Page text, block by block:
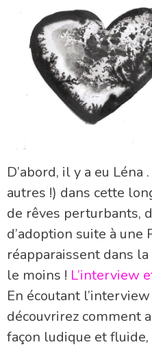
D’abord, il y a eu
autres !) dans cette
de rêves perturbants,
d’adoption suite à une
réapparaissent dans
le moins ! L’interview
En écoutant
découvrirez comment
façon ludique et